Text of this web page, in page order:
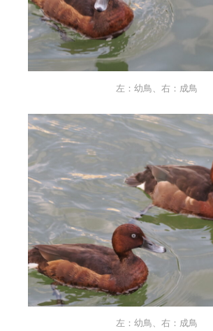
左：幼鳥、右：成鳥
左：幼鳥、右：成鳥